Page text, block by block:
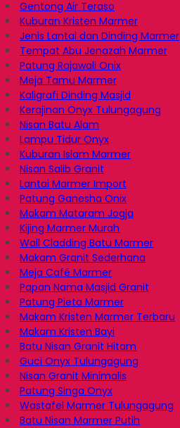
Gentong Air Teraso
Kuburan Kristen Marmer
Jenis Lantai dan Dinding Marmer
Tempat Abu Jenazah Marmer
Patung Rajawali Onix
Meja Tamu Marmer
Kaligrafi Dinding Masjid
Kerajinan Onyx Tulungagung
Nisan Batu Alam
Lampu Tidur Onyx
Kuburan Islam Marmer
Nisan Salib Granit
Lantai Marmer Import
Patung Ganesha Onix
Makam Mataram Jogja
Kijing Marmer Murah
Wall Cladding Batu Marmer
Makam Granit Sederhana
Meja Café Marmer
Papan Nama Masjid Granit
Patung Pieta Marmer
Makam Kristen Marmer Terbaru
Makam Kristen Bayi
Batu Nisan Granit Hitam
Guci Onyx Tulungagung
Nisan Granit Minimalis
Patung Singa Onyx
Wastafel Marmer Tulungagung
Batu Nisan Marmer Putih